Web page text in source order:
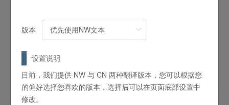
星 / ATK: 2600 / DEF: 2200 /
炎
这个卡名的②效果1回合只能使用1次。①：这张卡在手牌·墓地
动。将这张卡特殊召唤。这个效果发动后，直到回合结束时为
止自己不能特殊召唤怪兽。②：自己的主要阶段1可以将这张卡
以外的自己场上的怪兽全部送入墓地发动。给予对手送入墓地
的怪兽的数量×500伤害。
版本
设置说明
目前，我们提供 NW 与 CN 两种翻译版本，您可以根据您
的偏好选择您喜欢的版本，选择后可以在页面底部设置中
修改。